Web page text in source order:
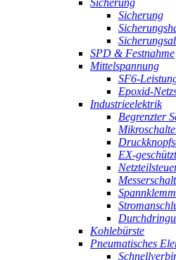
Sicherung
Sicherung
SPD & Festnahme
Mittelspannung
SF6-
Epoxid-
Industrieelektrik
Begrenzter
EX-
Kohlebürste
Pneumatisches